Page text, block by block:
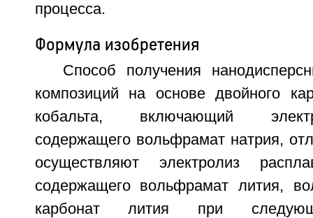
процесса.
Формула изобретения
Способ получения
композиций на основе двойного
кобальта, включающий
содержащего вольфрамат натрия,
осуществляют электролиз
содержащего вольфрамат лития,
карбонат лития при